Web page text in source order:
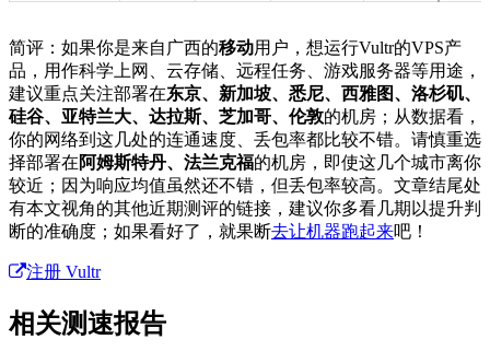
简评：如果你是来自广西的移动用户，想运行Vultr的VPS产
品，用作科学上网、云存储、远程任务、游戏服务器等用途，
建议重点关注部署在东京、新加坡、悉尼、西雅图、洛杉矶、
硅谷、亚特兰大、达拉斯、芝加哥、伦敦的机房；从数据看，
你的网络到这几处的连通速度、丢包率都比较不错。请慎重选
择部署在阿姆斯特丹、法兰克福的机房，即使这几个城市离你
较近；因为响应均值虽然还不错，但丢包率较高。文章结尾处
有本文视角的其他近期测评的链接，建议你多看几期以提升判
断的准确度；如果看好了，就果断去让机器跑起来吧！
注册 Vultr
相关测速报告